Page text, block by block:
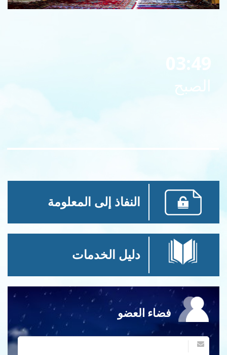
الصبح
النفاذ إلى المعلومة
دليل الخدمات
فضاء العضو